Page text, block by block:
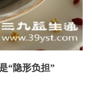
“隐形负担”